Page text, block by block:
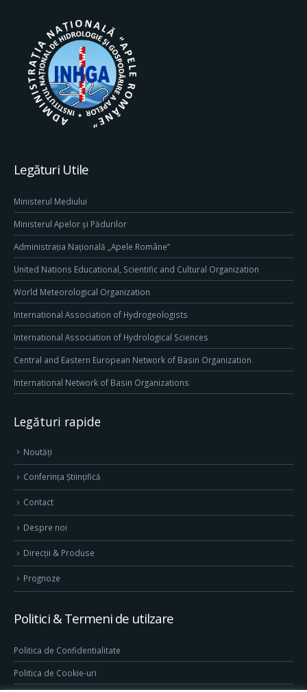
Legături Utile
Ministerul Mediului
Ministerul Apelor și Pădurilor
Administrația Națională „Apele Române”
United Nations Educational, Scientific and Cultural Organization
World Meteorological Organization
International Association of Hydrogeologists
International Association of Hydrological Sciences
Central and Eastern European Network of Basin Organization
International Network of Basin Organizations
Legături rapide
Noutăți
Conferința Științifică
Contact
Despre noi
Direcţii & Produse
Prognoze
Politici & Termeni de utilzare
Politica de Confidentialitate
Politica de Cookie-uri